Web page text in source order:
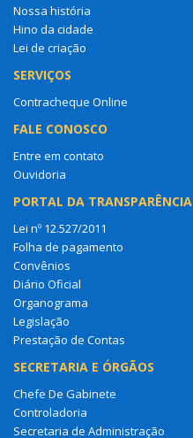
Nossa história
Hino da cidade
Lei de criação
SERVIÇOS
Contracheque Online
FALE CONOSCO
Entre em contato
Ouvidoria
PORTAL DA TRANSPARÊNCIA
Lei nº 12.527/2011
Folha de pagamento
Convênios
Diário Oficial
Organograma
Legislação
Prestação de Contas
SECRETARIA E ÓRGÃOS
Chefe De Gabinete
Controladoria
Secretaria de Administração